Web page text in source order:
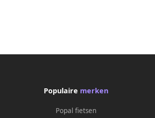
Populaire merken
Popal fietsen